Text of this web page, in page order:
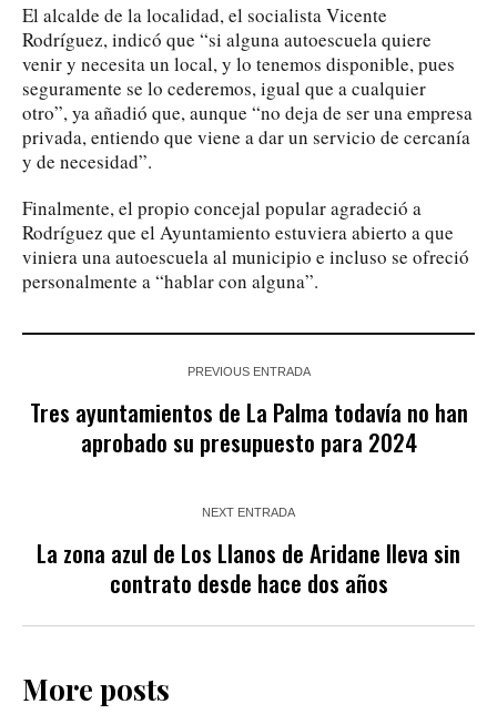
El alcalde de la localidad, el socialista Vicente
Rodríguez, indicó que “si alguna autoescuela quiere
venir y necesita un local, y lo tenemos disponible, pues
seguramente se lo cederemos, igual que a cualquier
otro”, ya añadió que, aunque “no deja de ser una empresa
privada, entiendo que viene a dar un servicio de cercanía
y de necesidad”.
Finalmente, el propio concejal popular agradeció a
Rodríguez que el Ayuntamiento estuviera abierto a que
viniera una autoescuela al municipio e incluso se ofreció
personalmente a “hablar con alguna”.
PREVIOUS ENTRADA
Tres ayuntamientos de La Palma todavía no han
aprobado su presupuesto para 2024
NEXT ENTRADA
La zona azul de Los Llanos de Aridane lleva sin
contrato desde hace dos años
More posts